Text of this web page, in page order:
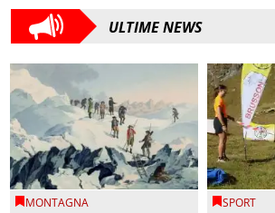
ULTIME NEWS
MONTAGNA SPORT